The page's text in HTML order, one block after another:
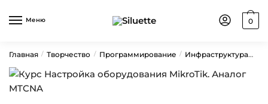
Меню 0
Главная / Творчество / Программирование / Инфраструктура